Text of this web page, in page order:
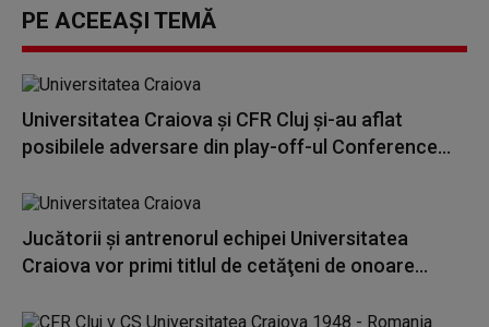
PE ACEEAȘI TEMĂ
Universitatea Craiova şi CFR Cluj şi-au aflat
posibilele adversare din play-off-ul Conference...
Jucătorii şi antrenorul echipei Universitatea
Craiova vor primi titlul de cetăţeni de onoare...